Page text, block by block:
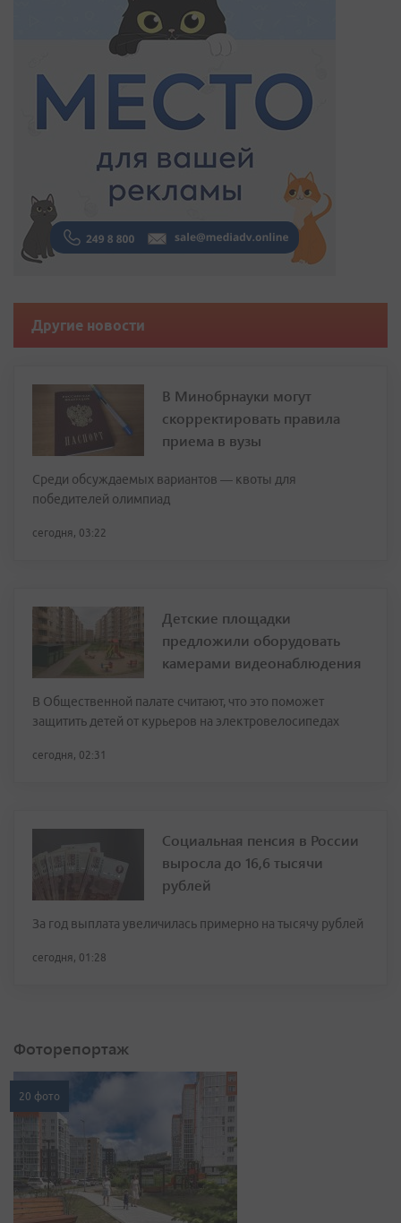
Другие новости
В Минобрнауки могут
скорректировать правила
приема в вузы
Среди обсуждаемых вариантов — квоты для
победителей олимпиад
сегодня, 03:22
Детские площадки
предложили оборудовать
камерами видеонаблюдения
В Общественной палате считают, что это поможет
защитить детей от курьеров на электровелосипедах
сегодня, 02:31
Социальная пенсия в России
выросла до 16,6 тысячи
рублей
За год выплата увеличилась примерно на тысячу рублей
сегодня, 01:28
Фоторепортаж
20 фото